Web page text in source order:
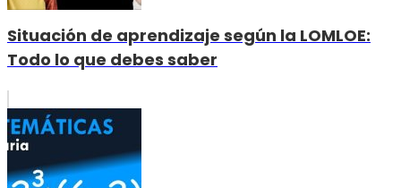
Situación de aprendizaje según la LOMLOE:
Todo lo que debes saber